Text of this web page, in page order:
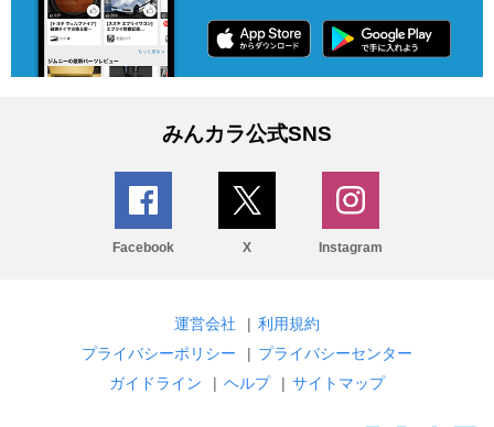
みんカラ公式SNS
Facebook X Instagram
運営会社 | 利用規約
プライバシーポリシー
| プライバシーセンター
ガイドライン
| ヘルプ | サイトマップ